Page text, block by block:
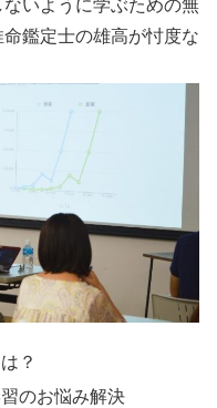
いように学ぶための無
鑑定士の雄高が忖度な
？
のお悩み解決